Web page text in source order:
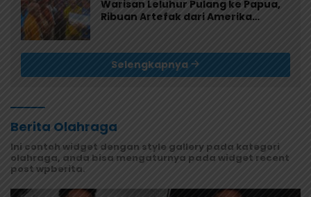
Warisan Leluhur Pulang ke Papua,
Ribuan Artefak dari Amerika
Selengkapnya
Berita Olahraga
Ini contoh widget dengan style gallery pada kategori
olahraga, anda bisa mengaturnya pada widget recent
post wpberita.